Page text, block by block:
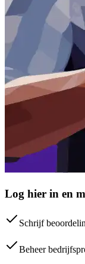
Log hier in en
Schrijf
Beheer